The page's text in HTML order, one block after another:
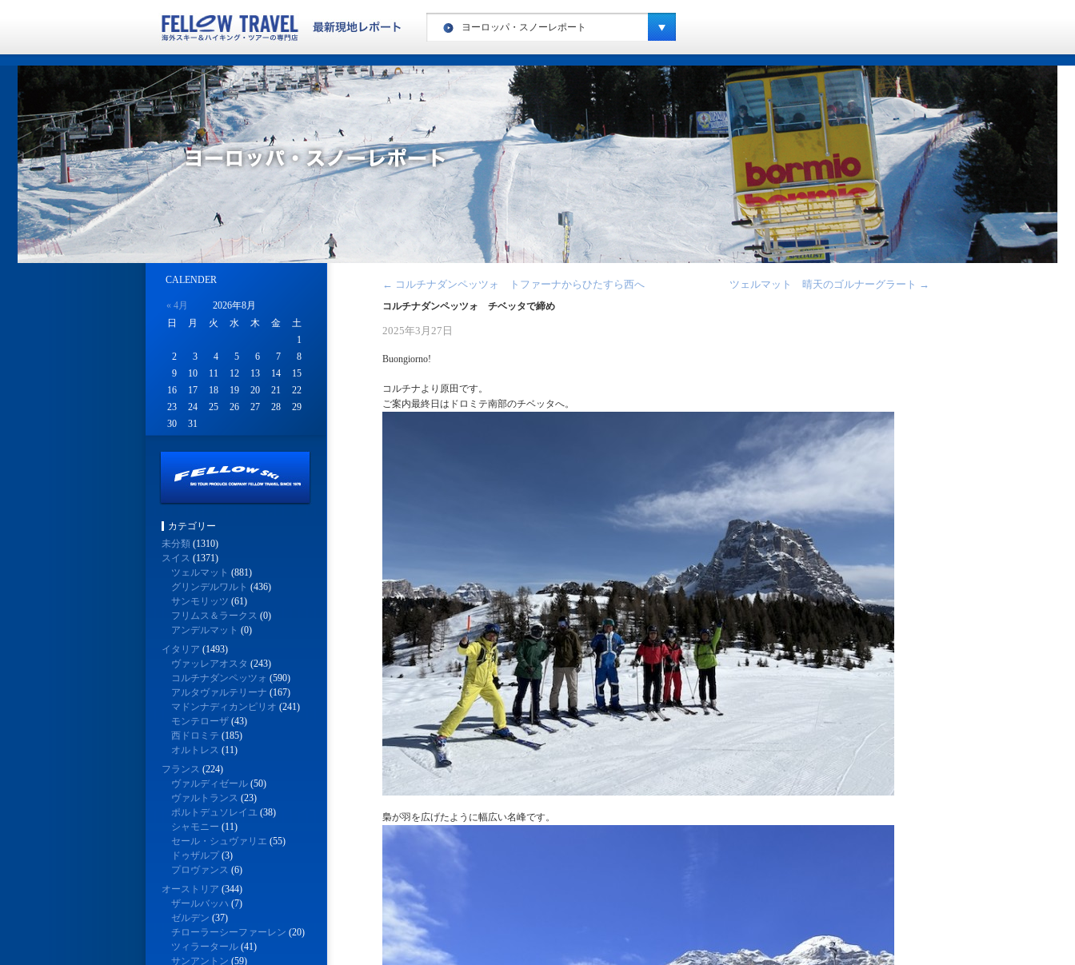
ヨーロッパ・スノーレポート
ヨーロッパ・ハイキングレポート
カナダ・ハイキングレポート
ヨーロッパ・スノーレポート
カナダ・スノーレポート
アメリカ・スノーレポート
スペシャルキャンプ・スノーレポート
ニュージーランド・スノーレポート
南米・スノーレポート
キッズキャンプ・レポート
← コルチナダンペッツォ トファーナからひたすら西へ ツェルマット 晴天のゴルナーグラート →
コルチナダンペッツォ チベッタで締め
2025年3月27日
Buongiorno!
コルチナより原田です。
ご案内最終日はドロミテ南部のチベッタへ。
梟が羽を広げたように幅広い名峰です。
CALENDER
2026年8月
日
月 火 水 木 金 土
« 4月
1
2
3 4 5 6 7
8
9
10 11 12 13 14
15
16
17 18 19 20 21
22
23
24 25 26 27 28
29
30
31
カテゴリー
未分類 (1310)
スイス (1371)
ツェルマット (881)
グリンデルワルト (436)
サンモリッツ (61)
フリムス＆ラークス (0)
アンデルマット (0)
イタリア (1493)
ヴァッレアオスタ (243)
コルチナダンペッツォ (590)
アルタヴァルテリーナ (167)
マドンナディカンピリオ (241)
モンテローザ (43)
西ドロミテ (185)
オルトレス (11)
フランス (224)
ヴァルディゼール (50)
ヴァルトランス (23)
ポルトデュソレイユ (38)
シャモニー (11)
セール・シュヴァリエ (55)
ドゥザルプ(3)
プロヴァンス (6)
オーストリア (344)
ザールバッハ (7)
ゼルデン (37)
チローラーシーファーレン (20)
ツィラータール (41)
サンアントン (59)